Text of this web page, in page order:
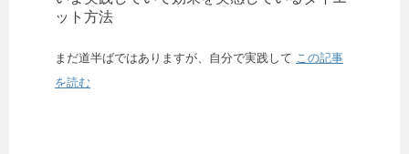
ット方法
まだ道半ばではありますが、自分で実践して この記事
を読む